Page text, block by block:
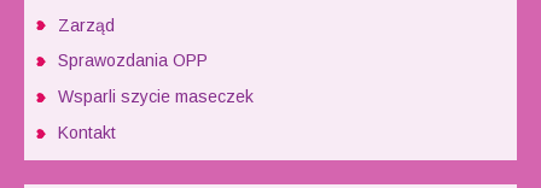
Zarząd
Sprawozdania OPP
Wsparli szycie maseczek
Kontakt